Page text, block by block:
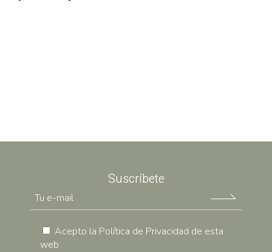
Suscríbete
Acepto la Política de Privacidad de esta
web